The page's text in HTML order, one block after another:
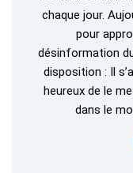
chaque jour.
pour
désinformation
disposition : Il
heureux de le
dans le